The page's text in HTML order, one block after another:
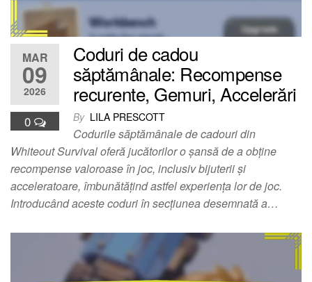
MAR
09
2026
0
Coduri de cadou
săptămânale: Recompense
recurente, Gemuri, Accelerări
By LILA PRESCOTT
Codurile săptămânale de cadouri din
Whiteout Survival oferă jucătorilor o șansă de a obține
recompense valoroase în joc, inclusiv bijuterii și
acceleratoare, îmbunătățind astfel experiența lor de joc.
Introducând aceste coduri în secțiunea desemnată a…